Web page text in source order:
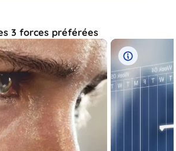
3 forces préférées